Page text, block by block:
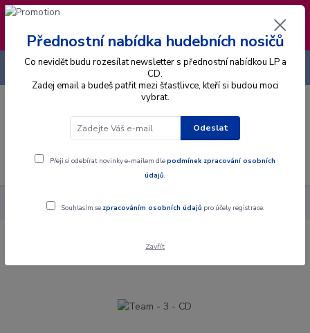
❣️ Od 4.8. do 13.8. čerpám dovolenou. Datum
expedice objednávek se posouvá na pátek
14.8.2026 🐋
Menu
CZK
+420 725 736 293
Alba CD Team - 3 - CD
Přednostní nabídka hudebních nosičů
Co nevidět budu rozesílat newsletter s přednostní nabídkou LP a
CD.
Zadej email a budeš patřit mezi šťastlivce, kteří si budou moci
vybrat.
Odeslat
Přeji si odebírat novinky e-mailem dlepodmínek zpracování osobních
údajů.
Souhlasím se zpracováním osobních údajů pro účely registrace.
Zavřít